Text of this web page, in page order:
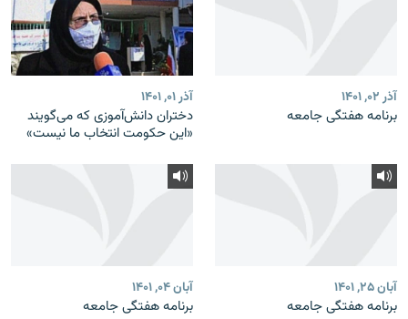
آذر ۰۲, ۱۴۰۱
برنامه هفتگی جامعه
آذر ۰۱, ۱۴۰۱
دختران دانش‌آموزی که می‌گویند
«این حکومت انتخاب ما نیست»
آبان ۲۵, ۱۴۰۱
برنامه هفتگی جامعه
آبان ۰۴, ۱۴۰۱
برنامه هفتگی جامعه